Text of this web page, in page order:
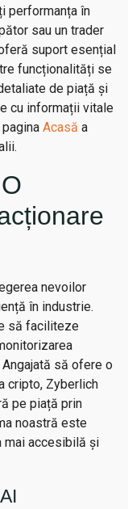
performanța în
sau un trader
suport esențial
funcționalități se
de piață și
cu informații vitale
Acasă a
nevoilor
în industrie.
să faciliteze
să ofere o
cripto, Zyberlich
pe piață prin
noastră este
mai accesibilă și